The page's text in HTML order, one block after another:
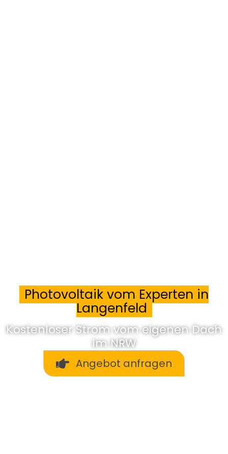
Photovoltaik vom Experten in
Langenfeld
Kostenloser Strom vom eigenen Dach
im NRW
Angebot anfragen